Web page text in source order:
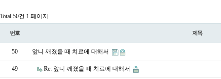
Total 50건 1 페이지
번호 제목
50 앞니 깨졌을 때 치료에 대해서
49 Re: 앞니 깨졌을 때 치료에 대해서